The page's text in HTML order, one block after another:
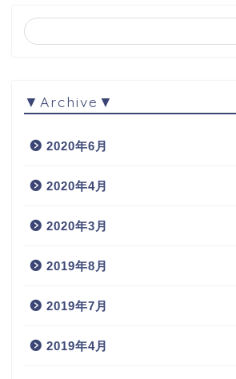
▼Archive▼
2020年6月
2020年4月
2020年3月
2019年8月
2019年7月
2019年4月